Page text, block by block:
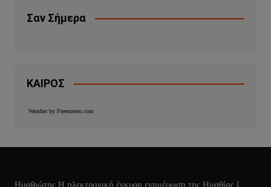
Σαν Σήμερα
ΚΑΙΡΟΣ
Weather by Freemeteo.com
Ημαθιώτης Η ηλεκτρονική έγκυρη ενημέρωση της Ημαθίας|